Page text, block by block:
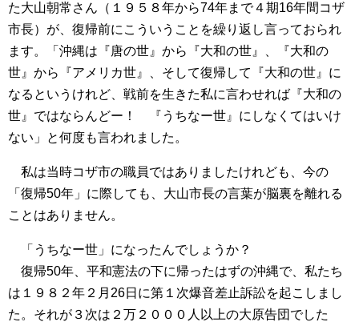
た大山朝常さん（１９５８年から74年まで４期16年間コザ
市長）が、復帰前にこういうことを繰り返し言っておられ
ます。「沖縄は『唐の世』から『大和の世』、『大和の
世』から『アメリカ世』、そして復帰して『大和の世』に
なるというけれど、戦前を生きた私に言わせれば『大和の
世』ではならんどー！ 『うちなー世』にしなくてはいけ
ない」と何度も言われました。
私は当時コザ市の職員ではありましたけれども、今の
「復帰50年」に際しても、大山市長の言葉が脳裏を離れる
ことはありません。
「うちなー世」になったんでしょうか？
復帰50年、平和憲法の下に帰ったはずの沖縄で、私たち
は１９８２年２月26日に第１次爆音差止訴訟を起こしまし
た。それが３次は２万２０００人以上の大原告団でした